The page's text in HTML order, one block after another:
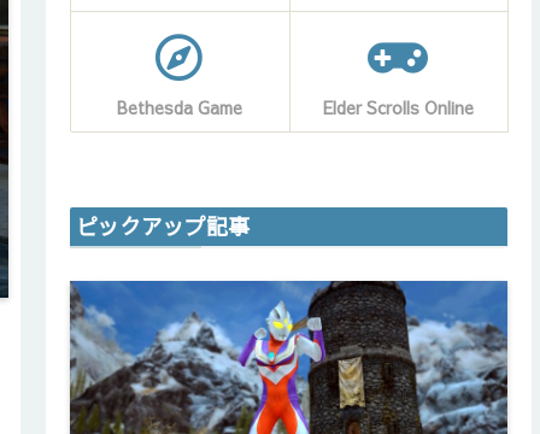
Bethesda Game Elder Scrolls Online
ピックアップ記事